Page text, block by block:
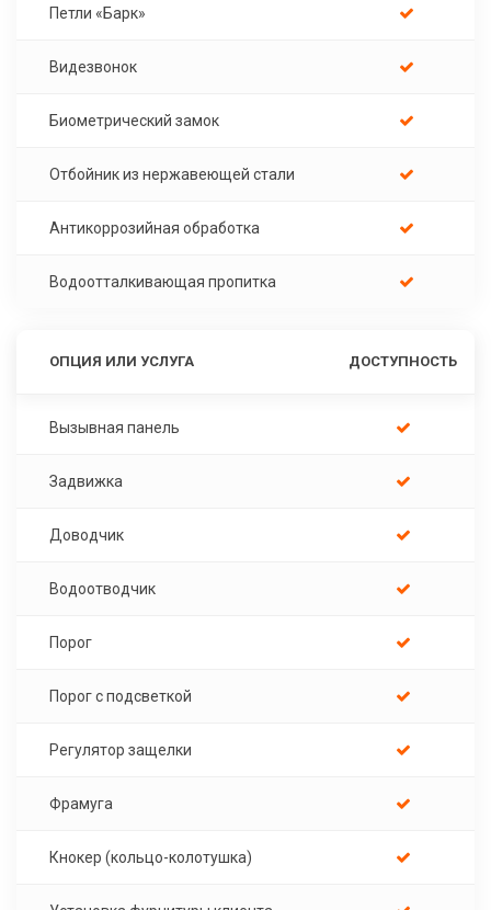
Петли «Барк»
Видезвонок
Биометрический замок
Отбойник из нержавеющей стали
Антикоррозийная обработка
Водоотталкивающая пропитка
ОПЦИЯ ИЛИ УСЛУГА ДОСТУПНОСТЬ
Вызывная панель
Задвижка
Доводчик
Водоотводчик
Порог
Порог с подсветкой
Регулятор защелки
Фрамуга
Кнокер (кольцо-колотушка)